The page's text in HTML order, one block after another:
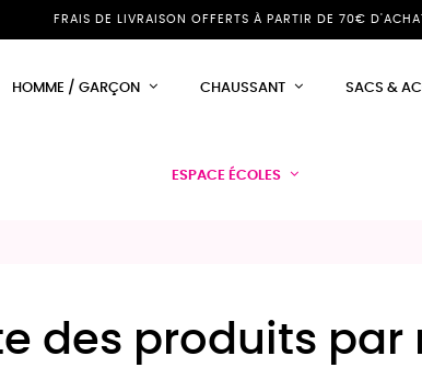
FRAIS DE LIVRAISON OFFERTS À PARTIR DE 70€
HOMME / GARÇON CHAUSSANT SACS &
ESPACE ÉCOLES
des produits par